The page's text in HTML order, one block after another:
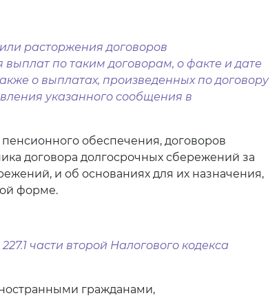
расторжения договоров
по таким договорам, о факте и дате
о выплатах, произведенных по договору
указанного сообщения в
обеспечения, договоров
договора долгосрочных сбережений за
и об основаниях для их назначения,
форме.
части второй Налогового кодекса
гражданами,